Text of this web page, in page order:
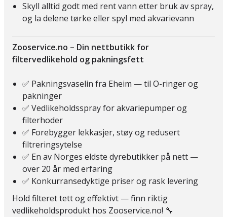
Skyll alltid godt med rent vann etter bruk av spray,
og la delene tørke eller spyl med akvarievann
Zooservice.no – Din nettbutikk for
filtervedlikehold og pakningsfett
✅ Pakningsvaselin fra Eheim — til O-ringer og
pakninger
✅ Vedlikeholdsspray for akvariepumper og
filterhoder
✅ Forebygger lekkasjer, støy og redusert
filtreringsytelse
✅ En av Norges eldste dyrebutikker på nett —
over 20 år med erfaring
✅ Konkurransedyktige priser og rask levering
Hold filteret tett og effektivt — finn riktig
vedlikeholdsprodukt hos Zooservice.no! 🔧